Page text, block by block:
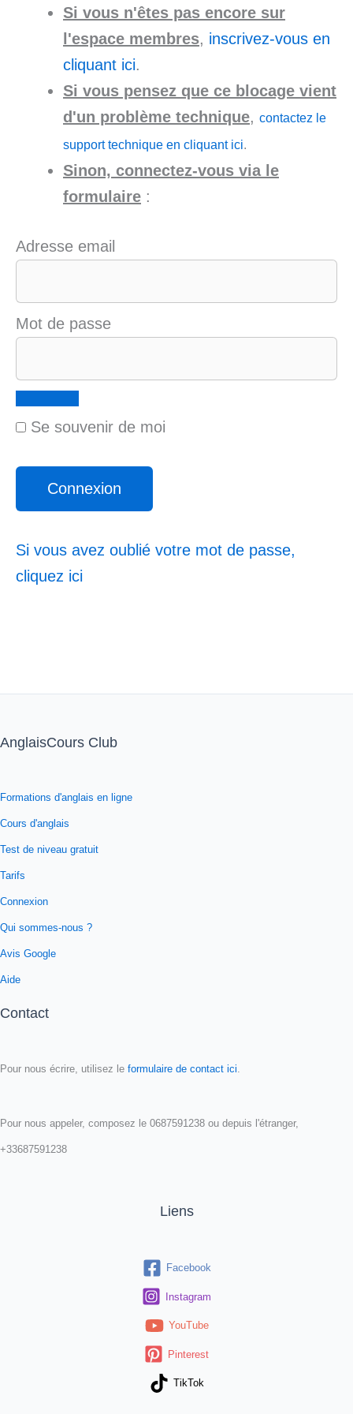
Si vous n'êtes pas encore sur
l'espace membres, inscrivez-vous en
cliquant ici.
Si vous pensez que ce blocage vient
d'un problème technique, contactez le
support technique en cliquant ici.
Sinon, connectez-vous via le
formulaire :
Adresse email
Mot de passe
Se souvenir de moi
Si vous avez oublié votre mot de passe,
cliquez ici
AnglaisCours Club
Formations d'anglais en ligne
Cours d'anglais
Test de niveau gratuit
Tarifs
Connexion
Qui sommes-nous ?
Avis Google
Aide
Contact
Pour nous écrire, utilisez le formulaire de contact ici
Pour nous appeler, composez le 0687591238 ou depuis l'étranger,
+33687591238
Liens
Facebook
Instagram
YouTube
Pinterest
TikTok